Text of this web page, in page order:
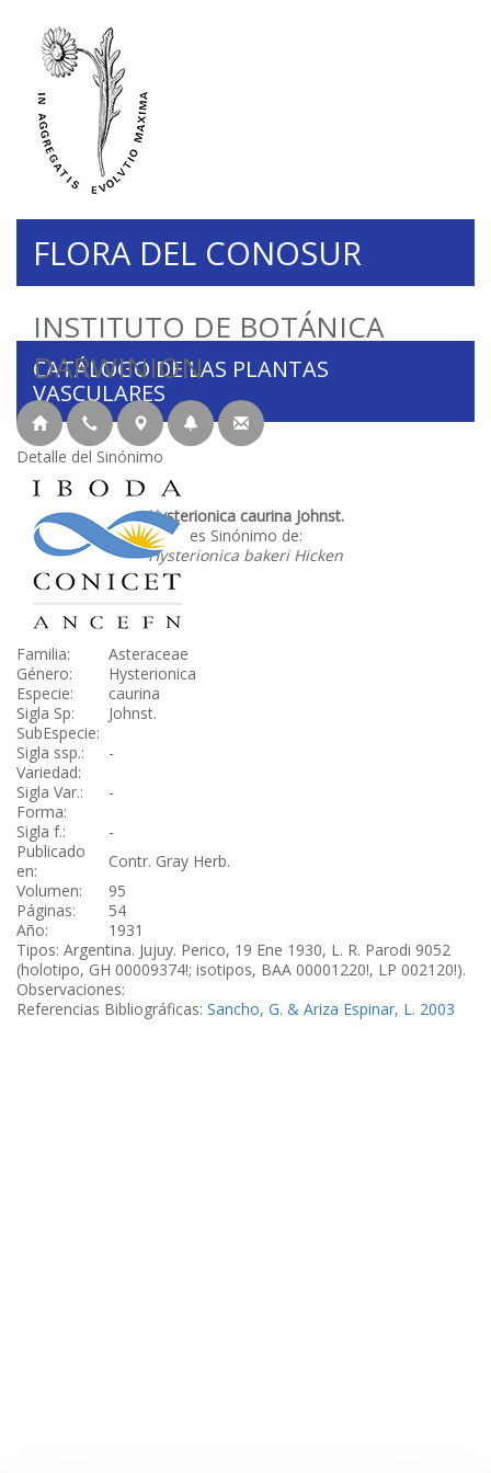
INSTITUTO DE BOTÁNICA
DARWINION
FLORA DEL CONOSUR
CATÁLOGO DE LAS PLANTAS
VASCULARES
Detalle del Sinónimo
Hysterionica caurina Johnst.
es Sinónimo de:
Hysterionica bakeri Hicken
Familia:
Asteraceae
Género:
Hysterionica
Especie:
caurina
Sigla Sp:
Johnst.
SubEspecie:
Sigla ssp.:
-
Variedad:
Sigla Var.:
-
Forma:
Sigla f.:
-
Publicado
en:
Contr. Gray Herb.
Volumen:
95
Páginas:
54
Año:
1931
Tipos: Argentina. Jujuy. Perico, 19 Ene 1930, L. R. Parodi 9052
(holotipo, GH 00009374!; isotipos, BAA 00001220!, LP 002120!).
Observaciones:
Referencias Bibliográficas: Sancho, G. & Ariza Espinar, L. 2003